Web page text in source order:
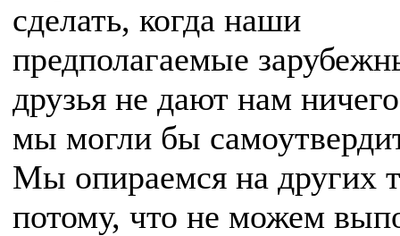
сделать, когда наши
предполагаемые
друзья не дают нам
мы могли бы
Мы опираемся на других
потому, что не можем